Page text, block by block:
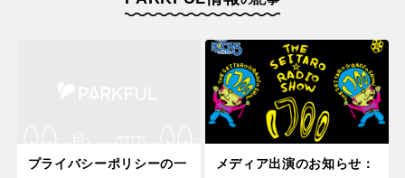
プライバシーポリシーの一
メディア出演のお知らせ：